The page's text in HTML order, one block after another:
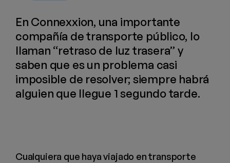
En Connexxion, una importante
compañía de transporte público, lo
llaman “retraso de luz trasera” y
saben que es un problema casi
imposible de resolver; siempre habrá
alguien que llegue 1 segundo tarde.
Cualquiera que haya viajado en transporte